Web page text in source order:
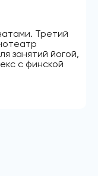
Третий
занятий йогой,
с финской